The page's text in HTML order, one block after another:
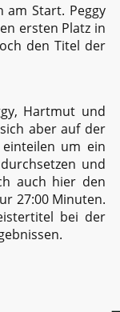
am Start. Peggy
ersten Platz in
den Titel der
Hartmut und
aber auf der
um ein
und
auch hier den
27:00 Minuten.
bei der